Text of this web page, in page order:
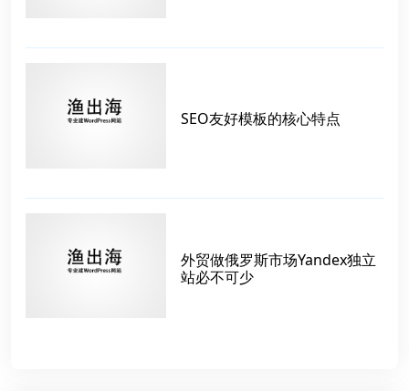
SEO友好模板的核心特点
外贸做俄罗斯市场Yandex独立
站必不可少